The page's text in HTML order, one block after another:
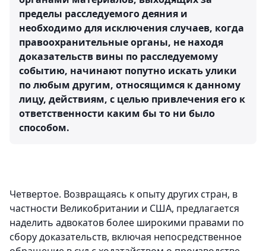
пределы расследуемого деяния и
необходимо для исключения случаев, когда
правоохранительные органы, не находя
доказательств вины по расследуемому
событию, начинают попутно искать улики
по любым другим, относящимся к данному
лицу, действиям, с целью привлечения его к
ответственности каким бы то ни было
способом.
Четвертое. Возвращаясь к опыту других стран, в
частности Великобритании и США, предлагается
наделить адвокатов более широкими правами по
сбору доказательств, включая непосредственное